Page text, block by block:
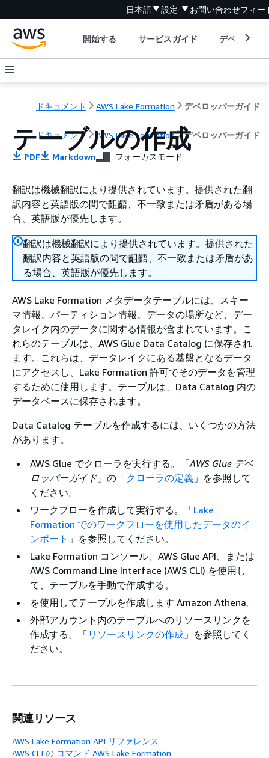
日本語 設定 お問い合わせフィー
開始する サービスガイド デベロッパ
ドキュメント AWS Lake Formation デベロッパーガイド
ドキュメント AWS Lake Formation デベロッパーガイド
テーブルの作成
PDF Markdown フォーカスモード
翻訳は機械翻訳により提供されています。提供された翻
訳内容と英語版の間で齟齬、不一致または矛盾がある場
合、英語版が優先します。
翻訳は機械翻訳により提供されています。提供された
翻訳内容と英語版の間で齟齬、不一致または矛盾があ
る場合、英語版が優先します。
AWS Lake Formation メタデータテーブルには、スキー
マ情報、パーティション情報、データの場所など、デー
タレイク内のデータに関する情報が含まれています。こ
れらのテーブルは、AWS Glue Data Catalog に保存され
ます。これらは、データレイクにある基盤となるデータ
にアクセスし、Lake Formation 許可でそのデータを管理
するために使用します。テーブルは、Data Catalog 内の
データベースに保存されます。
Data Catalog テーブルを作成するには、いくつかの方法
があります。
AWS Glue でクローラを実行する。「AWS Glue デベ
ロッパーガイド」の「クローラの定義 」を参照して
ください。
ワークフローを作成して実行する。「Lake
Formation でのワークフローを使用したデータのイ
ンポート 」を参照してください。
Lake Formation コンソール、AWS Glue API、または
AWS Command Line Interface (AWS CLI) を使用し
て、テーブルを手動で作成する。
を使用してテーブルを作成します Amazon Athena。
外部アカウント内のテーブルへのリソースリンクを
作成する。「 リソースリンクの作成 」を参照してく
ださい。
関連リソース
AWS Lake Formation API リファレンス
AWS CLI の コマンド AWS Lake Formation